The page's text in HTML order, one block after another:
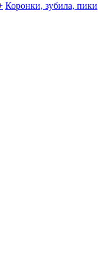
Коронки, зубила, пики